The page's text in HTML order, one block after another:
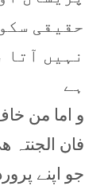
حقیقی
نہیں آتا
ہے
و اما من
فان الجنتہ
جو اپنے